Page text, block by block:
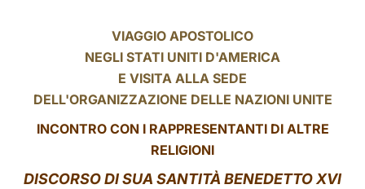
中文
VIAGGIO APOSTOLICO
NEGLI STATI UNITI D'AMERICA
E VISITA ALLA SEDE
DELL'ORGANIZZAZIONE DELLE NAZIONI UNITE
INCONTRO CON I RAPPRESENTANTI DI ALTRE
RELIGIONI
DISCORSO DI SUA SANTITÀ BENEDETTO XVI